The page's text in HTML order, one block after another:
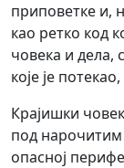
приповетке и,
као ретко код
човека и дела,
које је
Крајишки
под нарочитим
опасној